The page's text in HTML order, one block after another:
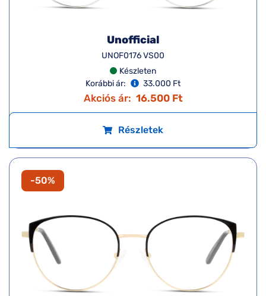
Unofficial
UNOF0176 VS00
Készleten
Korábbi ár:
33.000 Ft
Akciós ár: 16.500 Ft
Részletek
-50%